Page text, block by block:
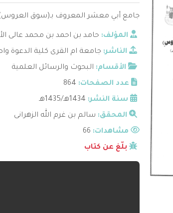
جامع أبي معشر المعروف بـ(سوق العروس)-
المؤلف: حامد بن احمد بن محمد عالى
الناشر: جامعة ام القرى كلية الدعوة
الأقسام: البحوث والرسائل العلمية
عدد الصفحات: 864
سنة النشر: 1434هـ/1435هـ
المحقق: سالم بن غرم الله الزهرانى
مشاهدات:
بلّغ عن كتاب